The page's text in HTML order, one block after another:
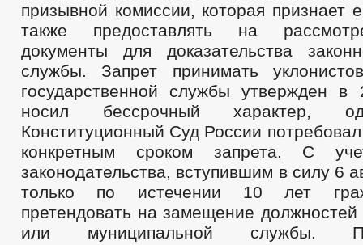
призывной комиссии, которая признает
также предоставлять на
документы для доказательства
службы. Запрет принимать
государственной службы утвержден
носил бессрочный характер,
Конституционный Суд России
конкретным сроком запрета. С
законодательства, вступившим в силу 6
только по истечении 10 лет
претендовать на замещение должностей
или муниципальной службы.